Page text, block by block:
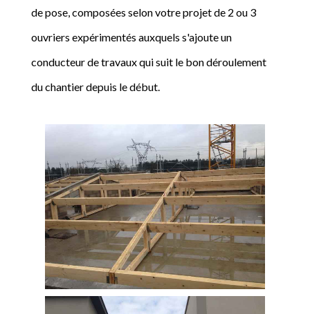
de pose, composées selon votre projet de 2 ou 3
ouvriers expérimentés auxquels s'ajoute un
conducteur de travaux qui suit le bon déroulement
du chantier depuis le début.